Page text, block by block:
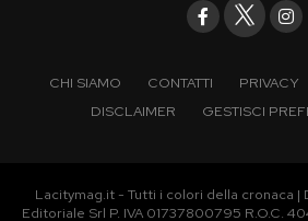
CHI SIAMO CONTATTI PRIVACY
DISCLAIMER
GESTISCI
Lacitymag.it - Tutti i colori della cronaca |
Editoriale Srl P. IVA 01737800795 R.O.C.